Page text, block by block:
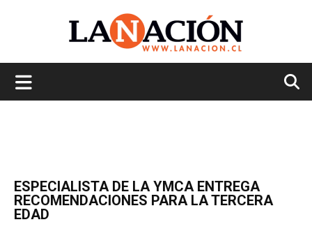
ESPECIALISTA DE LA YMCA ENTREGA
RECOMENDACIONES PARA LA TERCERA
EDAD